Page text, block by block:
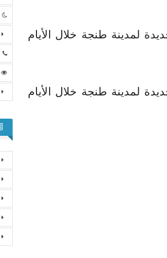
لمدينة طنجة خلال الأيام
لمدينة طنجة خلال الأيام